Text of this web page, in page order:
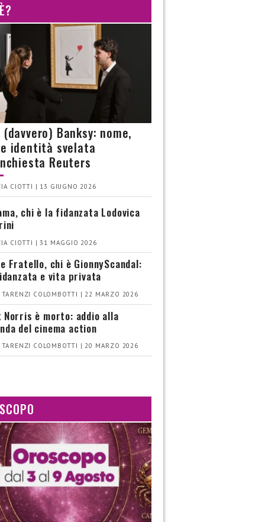
(davvero) Banksy: nome,
identità svelata
Reuters
CIOTTI | 13 GIUGNO 2026
chi è la fidanzata Lodovica
CIOTTI | 31 MAGGIO 2026
Fratello, chi è GionnyScandal:
e vita privata
COLOMBOTTI | 22 MARZO 2026
Norris è morto: addio alla
del cinema action
COLOMBOTTI | 20 MARZO 2026